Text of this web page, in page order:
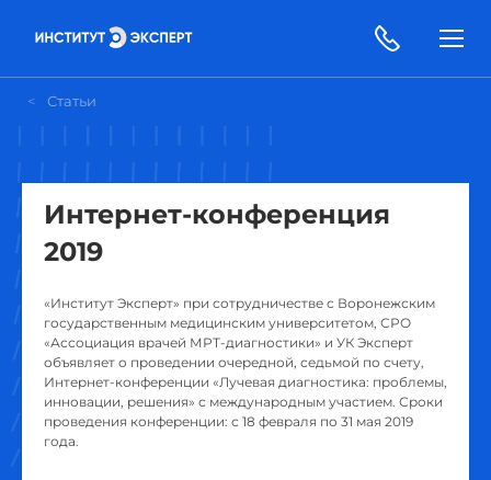
Статьи
Интернет-конференция
2019
«Институт Эксперт» при сотрудничестве с Воронежским
государственным медицинским университетом, СРО
«Ассоциация врачей МРТ-диагностики» и УК Эксперт
объявляет о проведении очередной, седьмой по счету,
Интернет-конференции «Лучевая диагностика: проблемы,
инновации, решения» с международным участием. Сроки
проведения конференции: с 18 февраля по 31 мая 2019
года.